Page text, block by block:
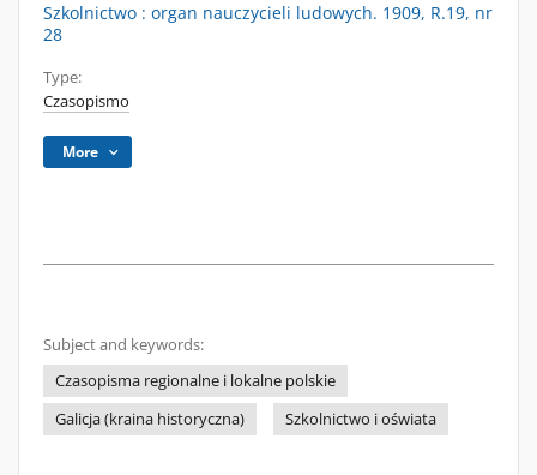
Szkolnictwo : organ nauczycieli ludowych. 1909, R.19, nr
28
Type:
Czasopismo
More
Subject and keywords:
Czasopisma regionalne i lokalne polskie
Galicja (kraina historyczna)
Szkolnictwo i oświata